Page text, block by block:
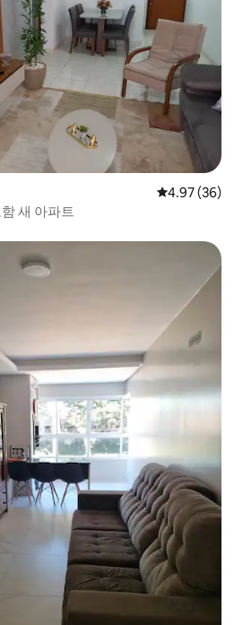
평점 4.97점(5
4.97 (36)
새 아파트